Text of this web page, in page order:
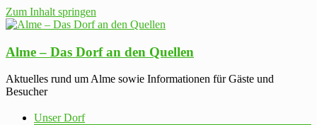
Zum Inhalt springen
Alme – Das Dorf an den Quellen
Aktuelles rund um Alme sowie Informationen für Gäste und
Besucher
Unser Dorf